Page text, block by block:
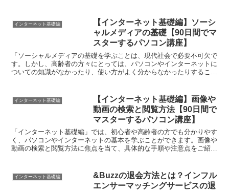
インターネット基礎編
【インターネット基礎編】ソーシ
ャルメディアの基礎【90日間でマ
スターするパソコン講座】
「ソーシャルメディアの基礎を学ぶことは、現代社会で必要不可欠で
す。しかし、高齢者の方々にとっては、パソコンやインターネットに
ついての知識がなかったり、使い方がよく分からなかったりすること
インターネット基礎編
【インターネット基礎編】画像や
動画の検索と閲覧方法【90日間で
マスターするパソコン講座】
「インターネット基礎編」では、初心者や高齢者の方でも分かりやす
く、パソコンやインターネットの基本を学ぶことができます。画像や
動画の検索と閲覧方法に焦点を当て、具体的な手順や注意点をご紹介
インターネット基礎編
&Buzzの退会方法とは？インフル
エンサーマッチングサービスの退